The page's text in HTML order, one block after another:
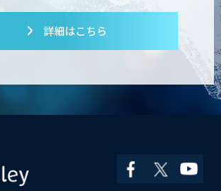
詳細はこちら